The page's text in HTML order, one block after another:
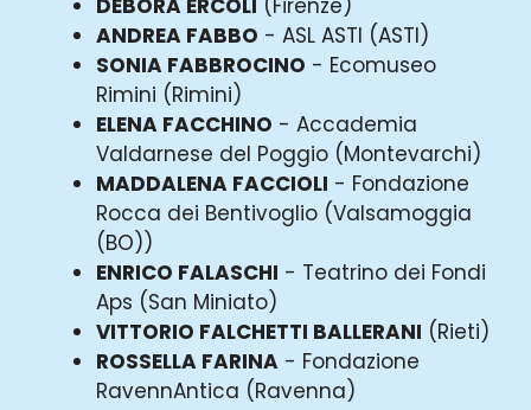
ANDREA FABBO - ASL ASTI (ASTI)
SONIA FABBROCINO - Ecomuseo
Rimini (Rimini)
ELENA FACCHINO - Accademia
Valdarnese del Poggio (Montevarchi)
MADDALENA FACCIOLI - Fondazione
Rocca dei Bentivoglio (Valsamoggia
(BO))
ENRICO FALASCHI - Teatrino dei Fondi
Aps (San Miniato)
VITTORIO FALCHETTI BALLERANI (Rieti)
ROSSELLA FARINA - Fondazione
RavennAntica (Ravenna)